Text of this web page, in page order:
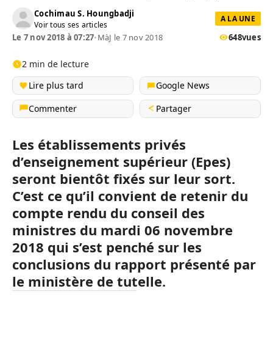
Cochimau S. Houngbadji
Voir tous ses articles
A LA UNE
Le 7 nov 2018 à 07:27•MàJ le 7 nov 2018 648vues
2 min de lecture
Lire plus tard
Google News
Commenter
Partager
Les établissements privés
d’enseignement supérieur (Epes)
seront bientôt fixés sur leur sort.
C’est ce qu’il convient de retenir du
compte rendu du conseil des
ministres du mardi 06 novembre
2018 qui s’est penché sur les
conclusions du rapport présenté par
le ministère de tutelle.